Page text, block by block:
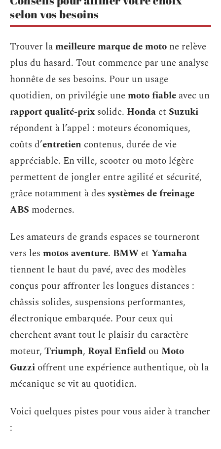
selon vos besoins
Trouver lameilleure marque de moto ne relève
plus du hasard. Tout commence par une analyse
honnête de ses besoins. Pour un usage
quotidien, on privilégie unemoto fiable avec un
rapport qualité-prix solide. Honda et Suzuki
répondent à l’appel : moteurs économiques,
coûts d’entretien contenus, durée de vie
appréciable. En ville, scooter ou moto légère
permettent de jongler entre agilité et sécurité,
grâce notamment à des systèmes de freinage
ABS modernes.
Les amateurs de grands espaces se tourneront
vers les motos aventure. BMW et Yamaha
tiennent le haut du pavé, avec des modèles
conçus pour affronter les longues distances :
châssis solides, suspensions performantes,
électronique embarquée. Pour ceux qui
cherchent avant tout le plaisir du caractère
moteur, Triumph, Royal Enfield ou Moto
Guzzi offrent une expérience authentique, où la
mécanique se vit au quotidien.
Voici quelques pistes pour vous aider à trancher
: